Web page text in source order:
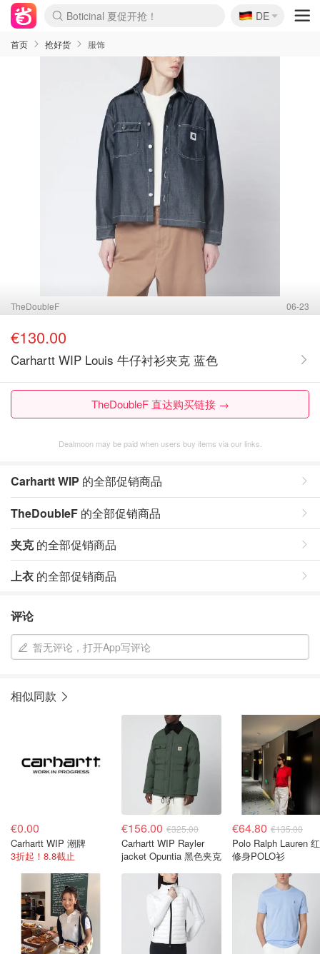
Boticinal 夏促开抢！
4折！lulu周四疯狂上新
还没结束！&OtherStories大促
Joybuy变相75折 随时失效
速领！Stanley独家85折
疑似霸哥！Camper额外叠85折
Zalando 奥莱闪促！每日更新
Moncler反季囤！5折起+叠9折
Coach Brooklyn仅€192
🇩🇪
DE
首页 抢好货 服饰
TheDoubleF 06-23
€130.00
Carhartt WIP Louis 牛仔衬衫夹克 蓝色
TheDoubleF 直达购买链接 →
Dealmoon may be paid when users buy items via our links.
Carhartt WIP 的全部促销商品
TheDoubleF 的全部促销商品
夹克的全部促销商品
上衣 的全部促销商品
评论
暂无评论，打开App写评论
相似同款
€0.00
Carhartt WIP 潮牌
3折起！8.8截止
€156.00 €325.00
Carhartt WIP Rayler
jacket Opuntia 黑色夹克
€64.80 €135.00
Polo Ralph Lauren
修身POLO衫